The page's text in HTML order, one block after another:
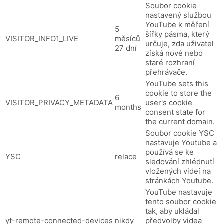
VISITOR_INFO1_LIVE
5
měsíců
27 dní
Soubor cookie
nastavený službou
YouTube k měření
šířky pásma, který
určuje, zda uživatel
získá nové nebo
staré rozhraní
přehrávače.
VISITOR_PRIVACY_METADATA
6
months
YouTube sets this
cookie to store the
user's cookie
consent state for
the current domain.
YSC relace
Soubor cookie YSC
nastavuje Youtube a
používá se ke
sledování zhlédnutí
vložených videí na
stránkách Youtube.
yt-remote-connected-devices nikdy
YouTube nastavuje
tento soubor cookie
tak, aby ukládal
předvolby videa